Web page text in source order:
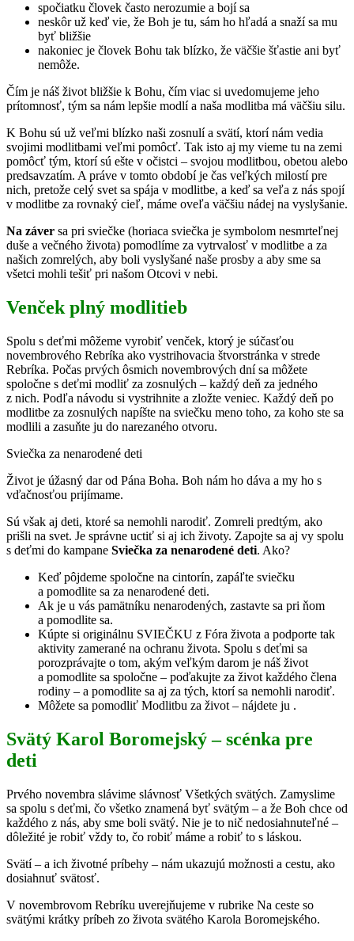
spočiatku človek často nerozumie a bojí sa
neskôr už keď vie, že Boh je tu, sám ho hľadá a snaží sa mu
byť bližšie
nakoniec je človek Bohu tak blízko, že väčšie šťastie ani byť
nemôže.
Čím je náš život bližšie k Bohu, čím viac si uvedomujeme jeho
prítomnosť, tým sa nám lepšie modlí a naša modlitba má väčšiu silu.
K Bohu sú už veľmi blízko naši zosnulí a svätí, ktorí nám vedia
svojimi modlitbami veľmi pomôcť. Tak isto aj my vieme tu na zemi
pomôcť tým, ktorí sú ešte v očistci – svojou modlitbou, obetou alebo
predsavzatím. A práve v tomto období je čas veľkých milostí pre
nich, pretože celý svet sa spája v modlitbe, a keď sa veľa z nás spojí
v modlitbe za rovnaký cieľ, máme oveľa väčšiu nádej na vyslyšanie.
Na záver sa pri sviečke (horiaca sviečka je symbolom nesmrteľnej
duše a večného života) pomodlíme za vytrvalosť v modlitbe a za
našich zomrelých, aby boli vyslyšané naše prosby a aby sme sa
všetci mohli tešiť pri našom Otcovi v nebi.
Venček plný modlitieb
Spolu s deťmi môžeme vyrobiť venček, ktorý je súčasťou
novembrového Rebríka ako vystrihovacia štvorstránka v strede
Rebríka. Počas prvých ôsmich novembrových dní sa môžete
spoločne s deťmi modliť za zosnulých – každý deň za jedného
z nich. Podľa návodu si vystrihnite a zložte veniec. Každý deň po
modlitbe za zosnulých napíšte na sviečku meno toho, za koho ste sa
modlili a zasuňte ju do narezaného otvoru.
Sviečka za nenarodené deti
Život je úžasný dar od Pána Boha. Boh nám ho dáva a my ho s
vďačnosťou prijímame.
Sú však aj deti, ktoré sa nemohli narodiť. Zomreli predtým, ako
prišli na svet. Je správne uctiť si aj ich životy. Zapojte sa aj vy spolu
s deťmi do kampane Sviečka za nenarodené deti. Ako?
Keď pôjdeme spoločne na cintorín, zapáľte sviečku
a pomodlite sa za nenarodené deti.
Ak je u vás pamätníku nenarodených, zastavte sa pri ňom
a pomodlite sa.
Kúpte si originálnu SVIEČKU z Fóra života a podporte tak
aktivity zamerané na ochranu života. Spolu s deťmi sa
porozprávajte o tom, akým veľkým darom je náš život
a pomodlite sa spoločne – poďakujte za život každého člena
rodiny – a pomodlite sa aj za tých, ktorí sa nemohli narodiť.
Môžete sa pomodliť Modlitbu za život – nájdete ju .
Svätý Karol Boromejský – scénka pre
deti
Prvého novembra slávime slávnosť Všetkých svätých. Zamyslime
sa spolu s deťmi, čo všetko znamená byť svätým – a že Boh chce od
každého z nás, aby sme boli svätý. Nie je to nič nedosiahnuteľné –
dôležité je robiť vždy to, čo robiť máme a robiť to s láskou.
Svätí – a ich životné príbehy – nám ukazujú možnosti a cestu, ako
dosiahnuť svätosť.
V novembrovom Rebríku uverejňujeme v rubrike Na ceste so
svätými krátky príbeh zo života svätého Karola Boromejského.